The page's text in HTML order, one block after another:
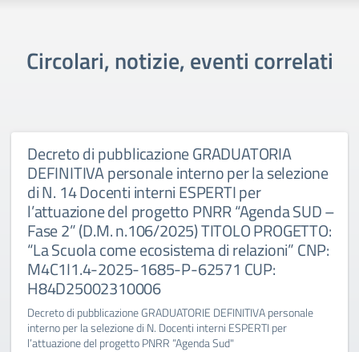
Circolari, notizie, eventi correlati
Decreto di pubblicazione GRADUATORIA
DEFINITIVA personale interno per la selezione
di N. 14 Docenti interni ESPERTI per
l’attuazione del progetto PNRR “Agenda SUD –
Fase 2” (D.M. n.106/2025) TITOLO PROGETTO:
“La Scuola come ecosistema di relazioni” CNP:
M4C1I1.4-2025-1685-P-62571 CUP:
H84D25002310006
Decreto di pubblicazione GRADUATORIE DEFINITIVA personale
interno per la selezione di N. Docenti interni ESPERTI per
l’attuazione del progetto PNRR “Agenda Sud"